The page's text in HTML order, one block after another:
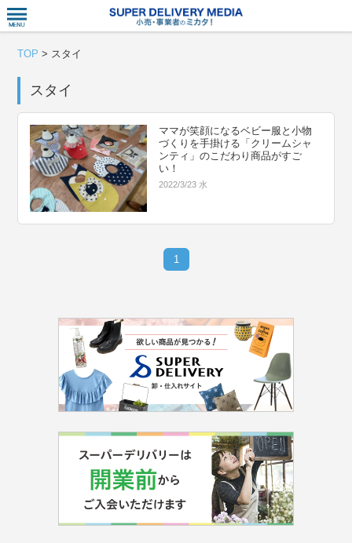
TOP > スタイ
スタイ
ママが笑顔になるベビー服と小物
づくりを手掛ける「クリームシャ
ンティ」のこだわり商品がすご
い！
2022/3/23 水
1